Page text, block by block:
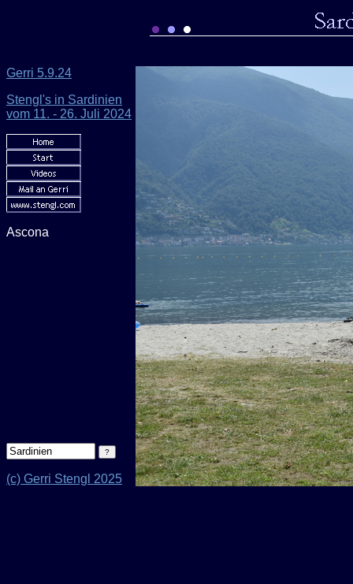
Gerri 5.9.24
Stengl's in Sardinien
vom 11. - 26. Juli 2024
Ascona
(c) Gerri Stengl 2025